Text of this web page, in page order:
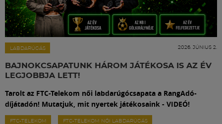
LABDARÚGÁS 2026. JÚNIUS 2.
BAJNOKCSAPATUNK HÁROM JÁTÉKOSA IS AZ ÉV
LEGJOBBJA LETT!
Tarolt az FTC-Telekom női labdarúgócsapata a RangAdó-
díjátadón! Mutatjuk, mit nyertek játékosaink - VIDEÓ!
FTC-TELEKOM FTC-TELEKOM NŐI LABDARÚGÁS
Hírek
Labdarúgás
Meccscenter